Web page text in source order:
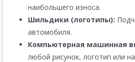
наибольшего износа.
Шильдики (логотипы):
автомобиля.
Компьютерная машинная
любой рисунок, логотип или